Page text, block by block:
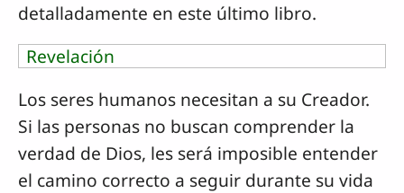
detalladamente en este último libro.
Revelación
Los seres humanos necesitan a su Creador.
Si las personas no buscan comprender la
verdad de Dios, les será imposible entender
el camino correcto a seguir durante su vida